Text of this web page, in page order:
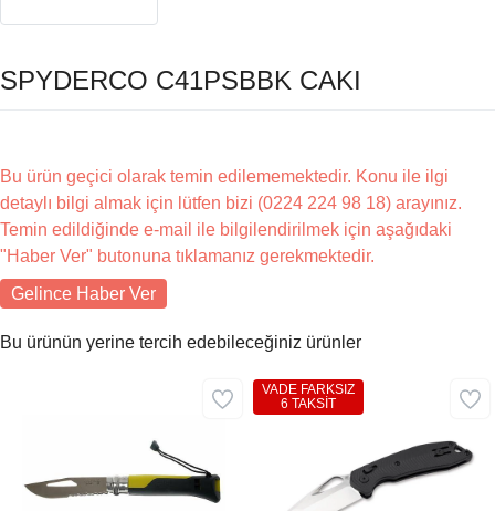
SPYDERCO C41PSBBK CAKI
Bu ürün geçici olarak temin edilememektedir. Konu ile ilgi
detaylı bilgi almak için lütfen bizi (0224 224 98 18) arayınız.
Temin edildiğinde e-mail ile bilgilendirilmek için aşağıdaki
"Haber Ver" butonuna tıklamanız gerekmektedir.
Gelince Haber Ver
Bu ürünün yerine tercih edebileceğiniz ürünler
VADE FARKSIZ
6 TAKSİT